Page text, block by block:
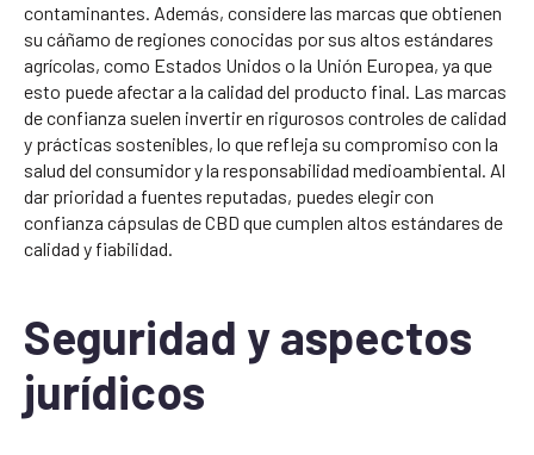
contaminantes. Además, considere las marcas que obtienen
su cáñamo de regiones conocidas por sus altos estándares
agrícolas, como Estados Unidos o la Unión Europea, ya que
esto puede afectar a la calidad del producto final. Las marcas
de confianza suelen invertir en rigurosos controles de calidad
y prácticas sostenibles, lo que refleja su compromiso con la
salud del consumidor y la responsabilidad medioambiental. Al
dar prioridad a fuentes reputadas, puedes elegir con
confianza cápsulas de CBD que cumplen altos estándares de
calidad y fiabilidad.
Seguridad y aspectos
jurídicos